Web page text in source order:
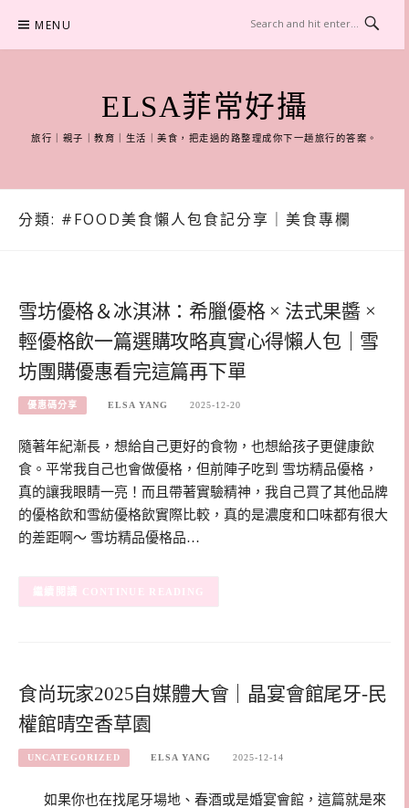
content
MENU
ELSA菲常好攝
旅行｜親子｜教育｜生活｜美食，把走過的路整理成你下一趟旅行的答案。
分類: #FOOD美食懶人包食記分享｜美食專欄
雪坊優格＆冰淇淋：希臘優格 × 法式果醬 ×
輕優格飲一篇選購攻略真實心得懶人包｜雪
坊團購優惠看完這篇再下單
優惠碼分享 ELSA YANG 2025-12-20
隨著年紀漸長，想給自己更好的食物，也想給孩子更健康飲
食。平常我自己也會做優格，但前陣子吃到 雪坊精品優格，
真的讓我眼睛一亮！而且帶著實驗精神，我自己買了其他品牌
的優格飲和雪紡優格飲實際比較，真的是濃度和口味都有很大
的差距啊～ 雪坊精品優格品…
CONTINUE READING
食尚玩家2025自媒體大會｜晶宴會館尾牙-民
權館晴空香草園
UNCATEGORIZED ELSA YANG 2025-12-14
如果你也在找尾牙場地、春酒或是婚宴會館，這篇就是來